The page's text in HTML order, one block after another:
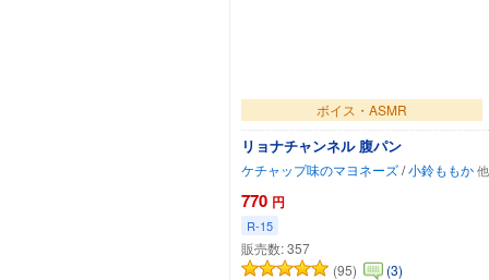
ボイス・ASMR
リョナチャンネル 腹パン
ケチャップ味のマヨネーズ/小鈴ももか
770 円
R-15
販売数:357
(95)
(3)